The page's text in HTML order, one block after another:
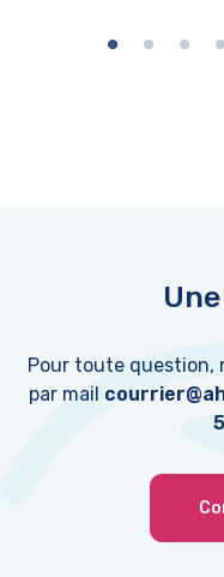
Pour toute question,
par mail